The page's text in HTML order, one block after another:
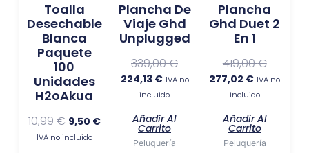
Toalla
Desechable
Blanca
Paquete
100
Unidades
H2oAkua
10,99€ 9,50 €
IVA no incluido
Plancha De
Viaje Ghd
Unplugged
339,00€
224,13 € IVA no
incluido
Añadir Al
Carrito
Peluquería
Plancha
Ghd Duet 2
En 1
419,00€
277,02 € IVA no
incluido
Añadir Al
Carrito
Peluquería